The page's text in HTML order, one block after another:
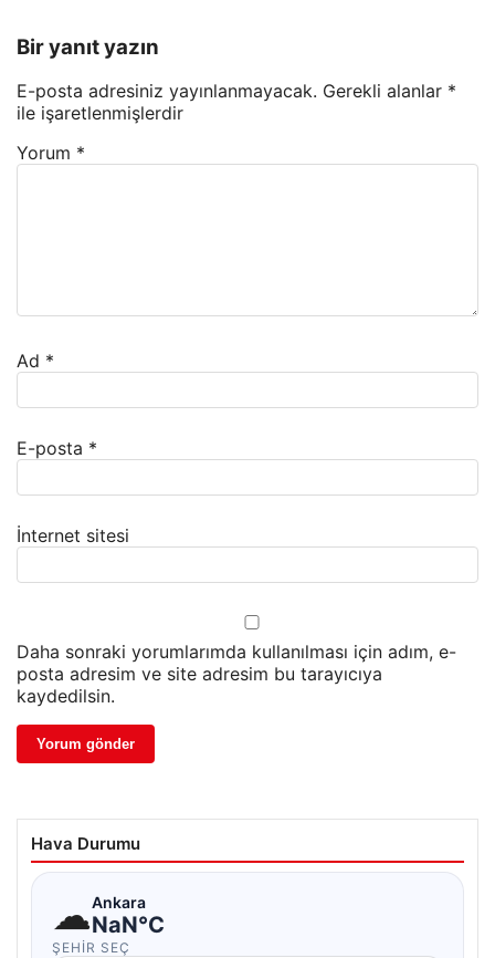
Bir yanıt yazın
E-posta adresiniz yayınlanmayacak. Gerekli alanlar *
ile işaretlenmişlerdir
Yorum *
Ad *
E-posta *
İnternet sitesi
Daha sonraki yorumlarımda kullanılması için adım, e-
posta adresim ve site adresim bu tarayıcıya
kaydedilsin.
Hava Durumu
☁Ankara
NaN°C
ŞEHIR SEÇ